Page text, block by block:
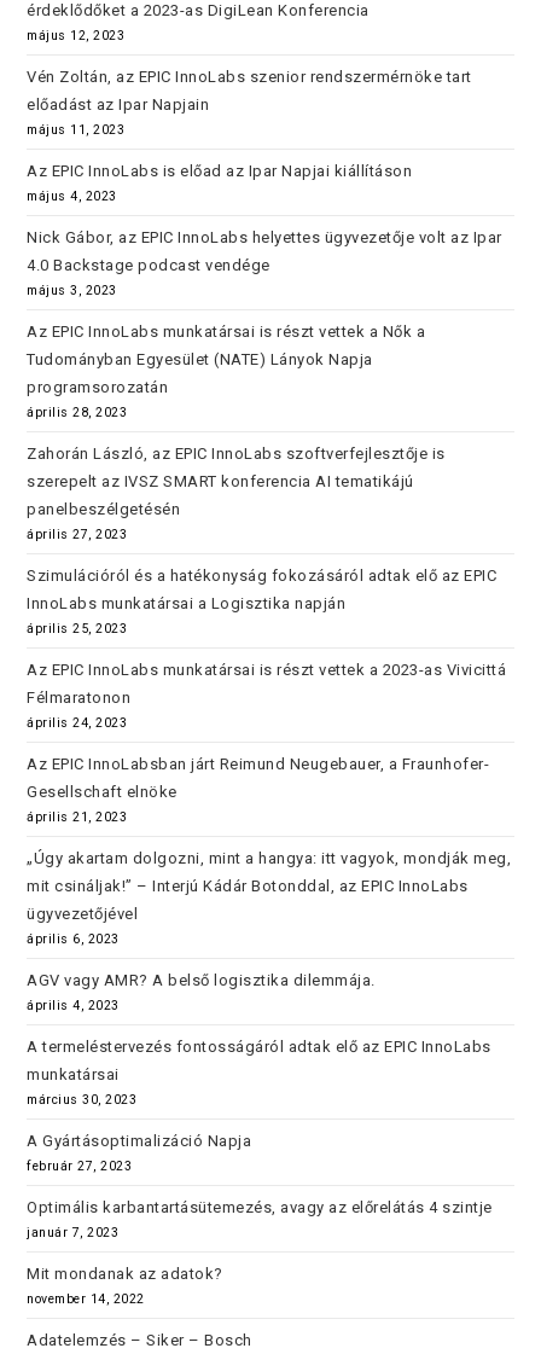
érdeklődőket a 2023-as DigiLean Konferencia
május 12, 2023
Vén Zoltán, az EPIC InnoLabs szenior rendszermérnöke tart
előadást az Ipar Napjain
május 11, 2023
Az EPIC InnoLabs is előad az Ipar Napjai kiállításon
május 4, 2023
Nick Gábor, az EPIC InnoLabs helyettes ügyvezetője volt az Ipar
4.0 Backstage podcast vendége
május 3, 2023
Az EPIC InnoLabs munkatársai is részt vettek a Nők a
Tudományban Egyesület (NATE) Lányok Napja
programsorozatán
április 28, 2023
Zahorán László, az EPIC InnoLabs szoftverfejlesztője is
szerepelt az IVSZ SMART konferencia AI tematikájú
panelbeszélgetésén
április 27, 2023
Szimulációról és a hatékonyság fokozásáról adtak elő az EPIC
InnoLabs munkatársai a Logisztika napján
április 25, 2023
Az EPIC InnoLabs munkatársai is részt vettek a 2023-as Vivicittá
Félmaratonon
április 24, 2023
Az EPIC InnoLabsban járt Reimund Neugebauer, a Fraunhofer-
Gesellschaft elnöke
április 21, 2023
„Úgy akartam dolgozni, mint a hangya: itt vagyok, mondják meg,
mit csináljak!” – Interjú Kádár Botonddal, az EPIC InnoLabs
ügyvezetőjével
április 6, 2023
AGV vagy AMR? A belső logisztika dilemmája.
április 4, 2023
A termeléstervezés fontosságáról adtak elő az EPIC InnoLabs
munkatársai
március 30, 2023
A Gyártásoptimalizáció Napja
február 27, 2023
Optimális karbantartásütemezés, avagy az előrelátás 4 szintje
január 7, 2023
Mit mondanak az adatok?
november 14, 2022
Adatelemzés – Siker – Bosch